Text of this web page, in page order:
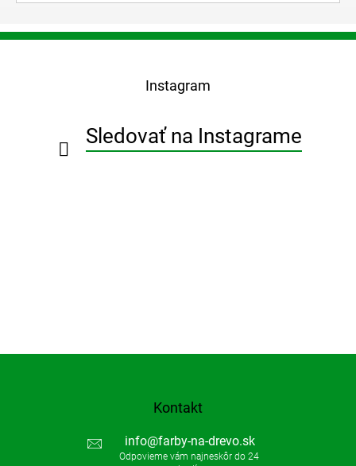
Z
Instagram
Sledovať na Instagrame
Kontakt
info@farby-na-drevo.sk